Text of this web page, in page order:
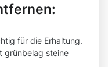
für die Erhaltung.
grünbelag steine